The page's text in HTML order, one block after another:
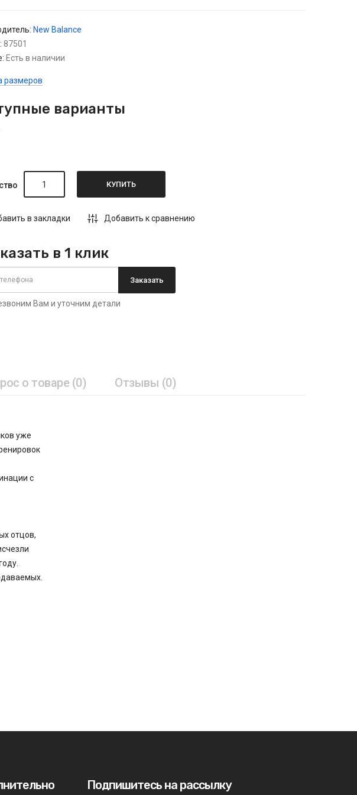
New Balance
87501
Есть в наличии
размеров
варианты
КУПИТЬ
в закладки Добавить к сравнению
в 1 клик
Заказать
Вам и уточним детали
о товаре (0) Отзывы (0)
уже
с
отцов,
Подпишитесь на рассылку